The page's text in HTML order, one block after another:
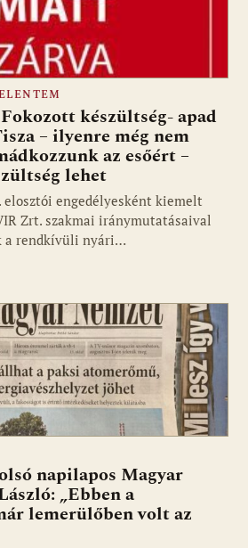
készültség- apad
– ilyenre még nem
az esőért –
lehet
elosztói engedélyesként kiemelt
Zrt. szakmai iránymutatásaival
a rendkívüli nyári…
napilapos Magyar
„Ebben a
lemerülőben volt az